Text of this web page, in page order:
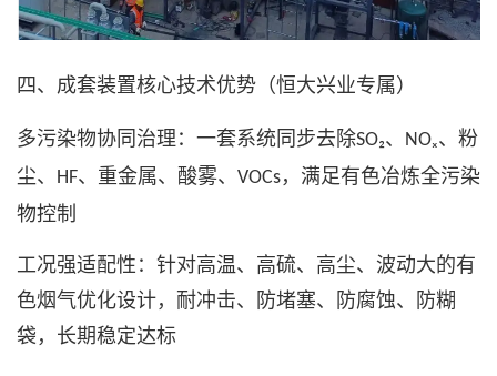
四、成套装置核心技术优势（恒大兴业专属）
多污染物协同治理：一套系统同步去除SO₂、 NOₓ、粉
尘、 HF、重金属、酸雾、 VOCs，满足有色冶炼全污染
物控制
工况强适配性：针对高温、高硫、高尘、波动大的有
色烟气优化设计，耐冲击、防堵塞、防腐蚀、防糊
袋，长期稳定达标